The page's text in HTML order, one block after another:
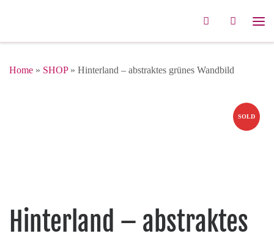
Search
Home » SHOP» Hinterland – abstraktes grünes Wandbild
SOLD
Hinterland – abstraktes